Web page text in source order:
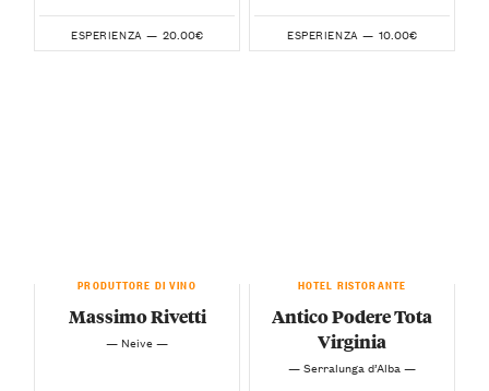
ESPERIENZA — 20.00€ ESPERIENZA — 10.00€
PRODUTTORE DI VINO
Massimo Rivetti
— Neive —
HOTEL RISTORANTE
Antico Podere Tota
Virginia
— Serralunga d’Alba —